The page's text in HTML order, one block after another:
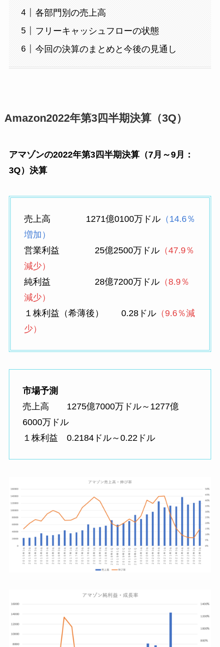
各部門別の売上高
フリーキャッシュフローの状態
今回の決算のまとめと今後の見通し
Amazon2022年第3四半期決算（3Q）
アマゾンの2022年第3四半期決算（7月～9月：
3Q）決算
売上高 1271億0100万ドル（14.6％
増加）
営業利益 25億2500万ドル（47.9％
減少）
純利益 28億7200万ドル（8.9％
減少）
１株利益（希薄後） 0.28ドル（9.6％減
少）
市場予測
売上高 1275億7000万ドル～1277億
6000万ドル
１株利益 0.2184ドル～0.22ドル